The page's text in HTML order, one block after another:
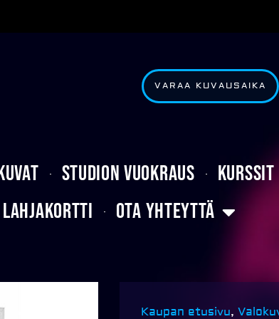
VARAA KUVAUSAIKA
Studion vuokraus Kurssit
Lahjakortti
Ota yhteyttä
Kaupan etusivu,